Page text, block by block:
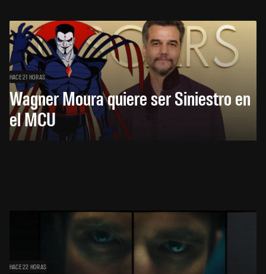
HACE 21 HORAS
Wagner Moura quiere ser Siniestro en
el MCU
HACE 22 HORAS